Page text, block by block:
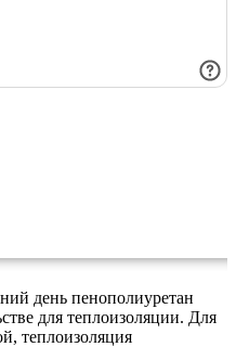
день пенополиуретан
для теплоизоляции. Для
теплоизоляция